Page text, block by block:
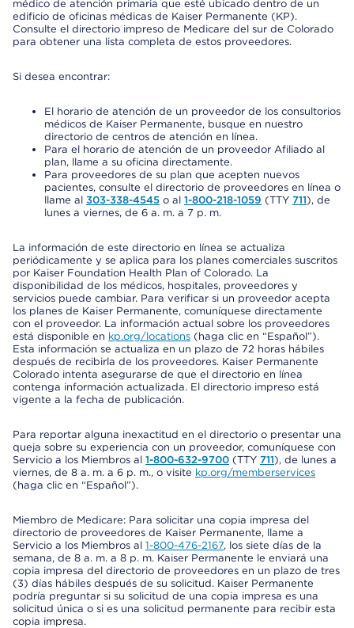
médico de atención primaria que esté ubicado dentro de un
edificio de oficinas médicas de Kaiser Permanente (KP).
Consulte el directorio impreso de Medicare del sur de Colorado
para obtener una lista completa de estos proveedores.
Si desea encontrar:
El horario de atención de un proveedor de los consultorios
médicos de Kaiser Permanente, busque en nuestro
directorio de centros de atención en línea.
Para el horario de atención de un proveedor Afiliado al
plan, llame a su oficina directamente.
Para proveedores de su plan que acepten nuevos
pacientes, consulte el directorio de proveedores en línea o
llame al 303-338-4545 o al 1-800-218-1059 (TTY 711), de
lunes a viernes, de 6 a. m. a 7 p. m.
La información de este directorio en línea se actualiza
periódicamente y se aplica para los planes comerciales suscritos
por Kaiser Foundation Health Plan of Colorado. La
disponibilidad de los médicos, hospitales, proveedores y
servicios puede cambiar. Para verificar si un proveedor acepta
los planes de Kaiser Permanente, comuníquese directamente
con el proveedor. La información actual sobre los proveedores
está disponible en kp.org/locations (haga clic en “Español”).
Esta información se actualiza en un plazo de 72 horas hábiles
después de recibirla de los proveedores. Kaiser Permanente
Colorado intenta asegurarse de que el directorio en línea
contenga información actualizada. El directorio impreso está
vigente a la fecha de publicación.
Para reportar alguna inexactitud en el directorio o presentar una
queja sobre su experiencia con un proveedor, comuníquese con
Servicio a los Miembros al 1-800-632-9700 (TTY 711), de lunes a
viernes, de 8 a. m. a 6 p. m., o visite kp.org/memberservices
(haga clic en “Español”).
Miembro de Medicare: Para solicitar una copia impresa del
directorio de proveedores de Kaiser Permanente, llame a
Servicio a los Miembros al 1-800-476-2167, los siete días de la
semana, de 8 a. m. a 8 p. m. Kaiser Permanente le enviará una
copia impresa del directorio de proveedores en un plazo de tres
(3) días hábiles después de su solicitud. Kaiser Permanente
podría preguntar si su solicitud de una copia impresa es una
solicitud única o si es una solicitud permanente para recibir esta
copia impresa.